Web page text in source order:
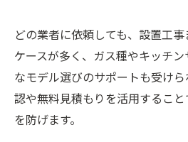
どの業者に依頼しても、設置工
ケースが多く、ガス種やキッチ
なモデル選びのサポートも受け
認や無料見積もりを活用するこ
を防げます。